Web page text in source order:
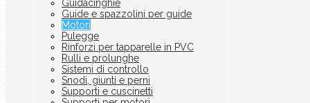
Guidacinghie
Guide e spazzolini per guide
Motori
Pulegge
Rinforzi per tapparelle in PVC
Rulli e prolunghe
Sistemi di controllo
Snodi, giunti e perni
Supporti e cuscinetti